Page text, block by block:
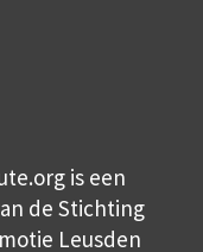
is een
de Stichting
Leusden